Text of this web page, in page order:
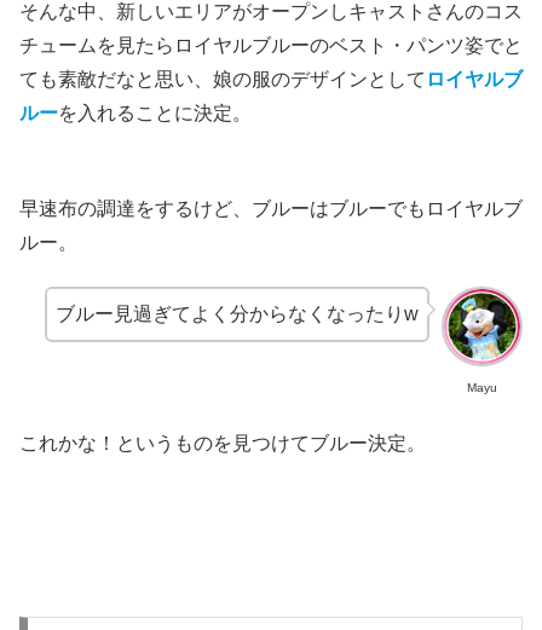
そんな中、新しいエリアがオープンしキャストさんのコス
チュームを見たらロイヤルブルーのベスト・パンツ姿でと
ても素敵だなと思い、娘の服のデザインとして ロイヤルブ
ルーを入れることに決定。
早速布の調達をするけど、ブルーはブルーでもロイヤルブ
ルー。
Mayu
ブルー見過ぎてよく分からなくなったりw
これかな！というものを見つけてブルー決定。